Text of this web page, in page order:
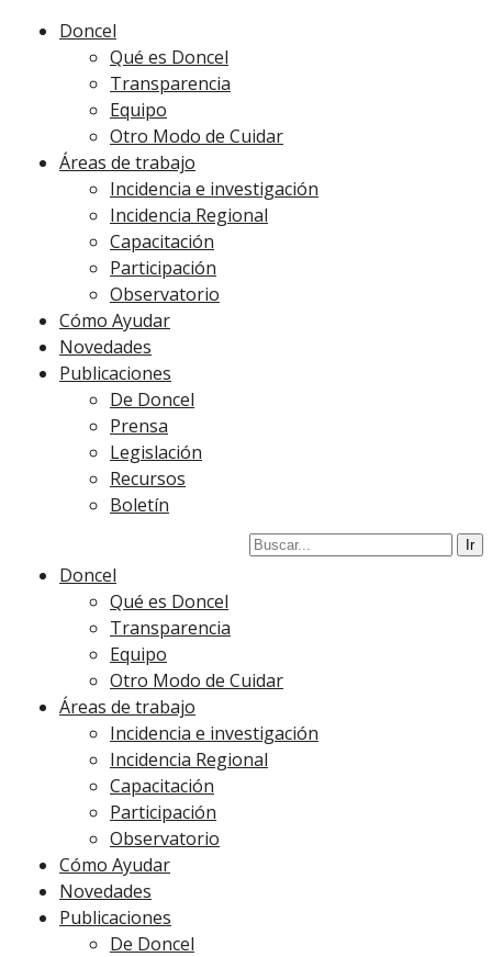
Doncel
Qué es Doncel
Transparencia
Equipo
Otro Modo de Cuidar
Áreas de trabajo
Incidencia e investigación
Incidencia Regional
Capacitación
Participación
Observatorio
Cómo Ayudar
Novedades
Publicaciones
De Doncel
Prensa
Legislación
Recursos
Boletín
Doncel
Qué es Doncel
Transparencia
Equipo
Otro Modo de Cuidar
Áreas de trabajo
Incidencia e investigación
Incidencia Regional
Capacitación
Participación
Observatorio
Cómo Ayudar
Novedades
Publicaciones
De Doncel